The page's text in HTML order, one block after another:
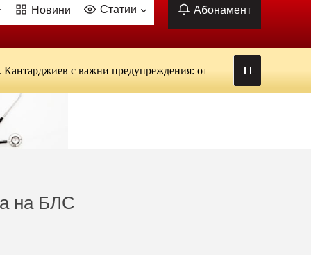
Новини Статии Абонамент
с важни предупреждения: от вируси и ухапвания от
на БЛС